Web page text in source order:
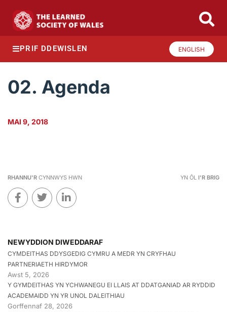
PRIF DDEWISLEN ENGLISH
02. Agenda
MAI 9, 2018
RHANNU'R CYNNWYS HWN YN ÔL I'R BRIG
NEWYDDION DIWEDDARAF
CYMDEITHAS DDYSGEDIG CYMRU A MEDR YN CRYFHAU
PARTNERIAETH HIRDYMOR
Awst 5, 2026
Y GYMDEITHAS YN YCHWANEGU EI LLAIS AT DDATGANIAD AR RYDDID
ACADEMAIDD YN YR UNOL DALEITHIAU
Gorffennaf 28, 2026